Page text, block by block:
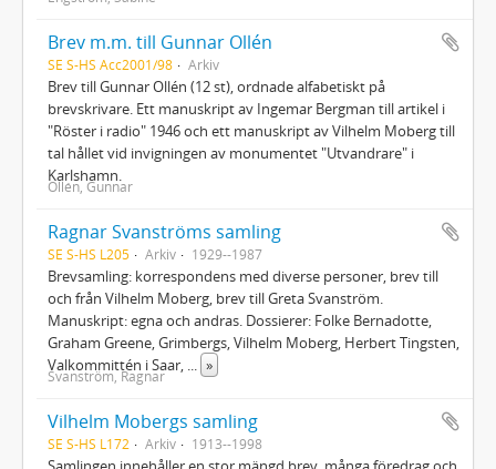
Brev m.m. till Gunnar Ollén
SE S-HS Acc2001/98 Arkiv
Brev till Gunnar Ollén (12 st), ordnade alfabetiskt på
brevskrivare. Ett manuskript av Ingemar Bergman till artikel i
"Röster i radio" 1946 och ett manuskript av Vilhelm Moberg till
tal hållet vid invigningen av monumentet "Utvandrare" i
Karlshamn.
Ollén, Gunnar
Ragnar Svanströms samling
SE S-HS L205 Arkiv 1929--1987
Brevsamling: korrespondens med diverse personer, brev till
och från Vilhelm Moberg, brev till Greta Svanström.
Manuskript: egna och andras. Dossierer: Folke Bernadotte,
Graham Greene, Grimbergs, Vilhelm Moberg, Herbert Tingsten,
Valkommittén i Saar,
»
Svanström, Ragnar
Vilhelm Mobergs samling
SE S-HS L172 Arkiv 1913--1998